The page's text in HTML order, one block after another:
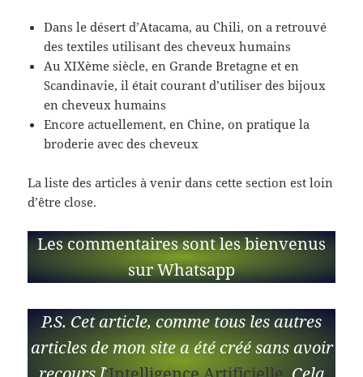
Dans le désert d’Atacama, au Chili, on a retrouvé
des textiles utilisant des cheveux humains
Au XIXème siècle, en Grande Bretagne et en
Scandinavie, il était courant d’utiliser des bijoux
en cheveux humains
Encore actuellement, en Chine, on pratique la
broderie avec des cheveux
La liste des articles à venir dans cette section est loin
d’être close.
Les commentaires sont les bienvenus
sur Whatsapp
P.S. Cet article, comme tous les autres
articles de mon site a été créé sans avoir